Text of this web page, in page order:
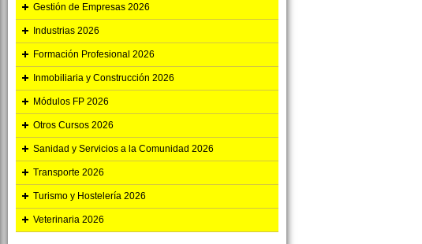
Gestión de Empresas 2026
Industrias 2026
Formación Profesional 2026
Inmobiliaria y Construcción 2026
Módulos FP 2026
Otros Cursos 2026
Sanidad y Servicios a la Comunidad 2026
Transporte 2026
Turismo y Hostelería 2026
Veterinaria 2026